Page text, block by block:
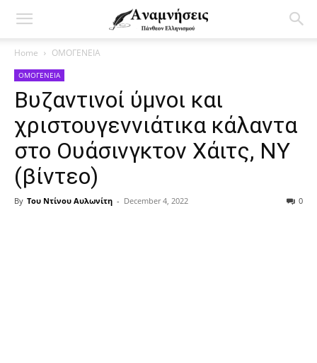
Home ΟΜΟΓΕΝΕΙΑ
ΟΜΟΓΕΝΕΙΑ
Βυζαντινοί ύμνοι και
χριστουγεννιάτικα κάλαντα
στο Ουάσινγκτον Χάιτς, ΝΥ
(βίντεο)
By Του Ντίνου Αυλωνίτη - December 4, 2022 0